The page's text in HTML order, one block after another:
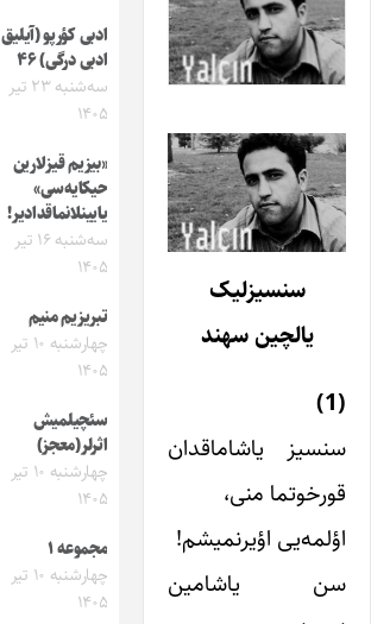
سنسیزلیک
یالچین سهند
(1)
سنسیز یاشاماقدان
قورخوتما منی،
اؤلمه‌یی اؤیرنمیشم!
سن یاشامین
ادبی کؤرپو (آیلیق
ادبی درگی) ۴۶
سه‌شنبه ۲۳ تیر
۱۴۰۵
«بیزیم قیزلارین
حیکایه‌سی»
یایینلانماقدادیر!
سه‌شنبه ۱۶ تیر
۱۴۰۵
تبریزیم منیم
چهارشنبه ۱۰ تیر
۱۴۰۵
سئچیلمیش
اثرلر(معجز)
چهارشنبه ۱۰ تیر
۱۴۰۵
مجموعه ۱
چهارشنبه ۱۰ تیر
۱۴۰۵